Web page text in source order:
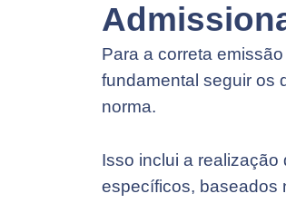
Para a correta
fundamental seguir os
norma.
Isso inclui a
específicos, baseados